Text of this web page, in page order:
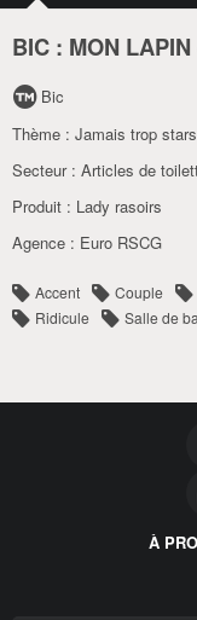
BIC : MON LAPIN
Bic
Thème : Jamais trop stars
Secteur : Articles de
Produit : Lady rasoirs
Agence : Euro RSCG
Accent Couple
Ridicule
Salle de
À